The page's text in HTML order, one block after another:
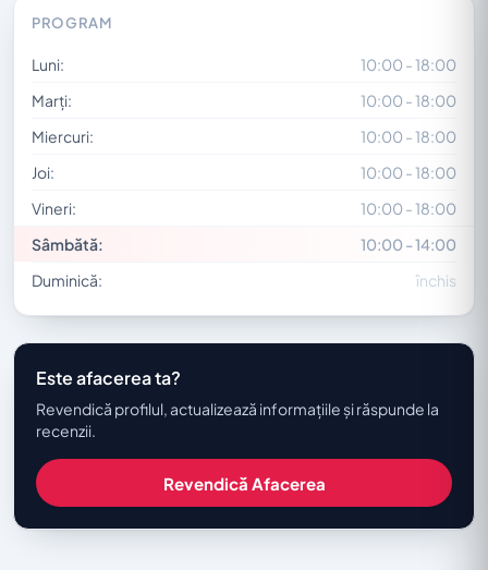
PROGRAM
Luni:
10:00 - 18:00
Marți:
10:00 - 18:00
Miercuri:
10:00 - 18:00
Joi:
10:00 - 18:00
Vineri:
10:00 - 18:00
Sâmbătă:
10:00 - 14:00
Duminică:
închis
Este afacerea ta?
Revendică profilul, actualizează informațiile și răspunde la
recenzii.
Revendică Afacerea